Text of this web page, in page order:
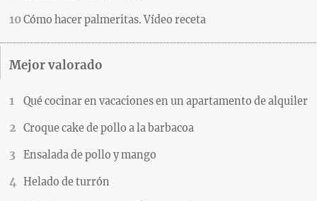
Cómo hacer palmeritas. Vídeo receta
Mejor valorado
Qué cocinar en vacaciones en un apartamento de alquiler
Croque cake de pollo a la barbacoa
Ensalada de pollo y mango
Helado de turrón